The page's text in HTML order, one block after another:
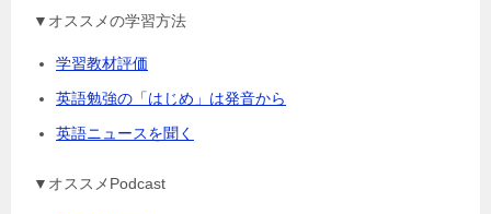
▼オススメの学習方法
学習教材評価
英語勉強の「はじめ」は発音から
英語ニュースを聞く
▼オススメPodcast